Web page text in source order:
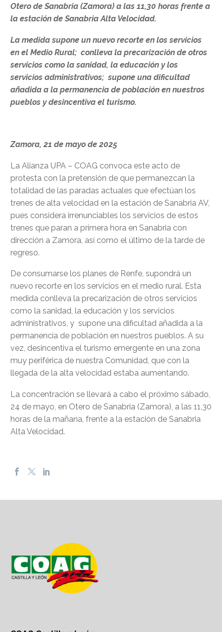
Otero de Sanabria (Zamora) a las 11,30 horas frente a
la estación de Sanabria Alta Velocidad.
La medida supone un nuevo recorte en los servicios
en el Medio Rural; conlleva la precarización de otros
servicios como la sanidad, la educación y los
servicios administrativos; supone una dificultad
añadida a la permanencia de población en nuestros
pueblos y desincentiva el turismo.
Zamora, 21 de mayo de 2025
La Alianza UPA – COAG convoca este acto de
protesta con la pretensión de que permanezcan la
totalidad de las paradas actuales que efectúan los
trenes de alta velocidad en la estación de Sanabria AV,
pues considera irrenunciables los servicios de estos
trenes que paran a primera hora en Sanabria con
dirección a Zamora, así como el último de la tarde de
regreso.
De consumarse los planes de Renfe, supondrá un
nuevo recorte en los servicios en el medio rural. Esta
medida conlleva la precarización de otros servicios
como la sanidad, la educación y los servicios
administrativos, y supone una dificultad añadida a la
permanencia de población en nuestros pueblos. A su
vez, desincentiva el turismo emergente en una zona
muy periférica de nuestra Comunidad, que con la
llegada de la alta velocidad estaba aumentando.
La concentración se llevará a cabo el próximo sábado,
24 de mayo, en Otero de Sanabria (Zamora), a las 11,30
horas de la mañana, frente a la estación de Sanabria
Alta Velocidad.